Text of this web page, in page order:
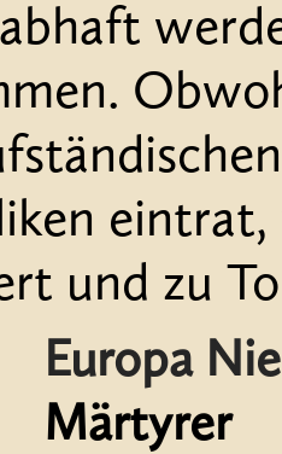
und zu
Europa
Märtyrer